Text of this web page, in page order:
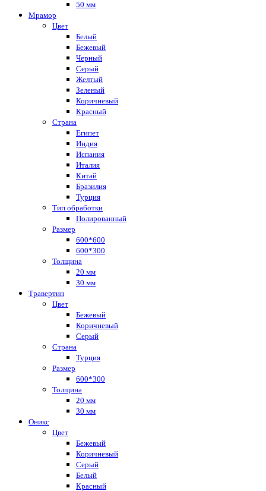
50 мм
Мрамор
Цвет
Белый
Бежевый
Черный
Серый
Желтый
Зеленый
Коричневый
Красный
Страна
Египет
Индия
Испания
Италия
Китай
Бразилия
Турция
Тип обработки
Полированный
Размер
600*600
600*300
Толщина
20 мм
30 мм
Травертин
Цвет
Бежевый
Коричневый
Серый
Страна
Турция
Размер
600*300
Толщина
20 мм
30 мм
Оникс
Цвет
Бежевый
Коричневый
Серый
Белый
Красный